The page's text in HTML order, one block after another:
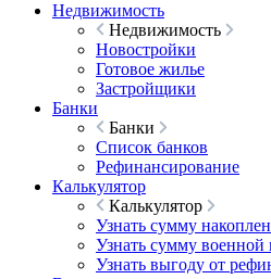
Недвижимость
Недвижимость
Новостройки
Готовое жилье
Застройщики
Банки
Банки
Список банков
Рефинансирование
Калькулятор
Калькулятор
Узнать сумму
Узнать сумму военной
Узнать выгоду от